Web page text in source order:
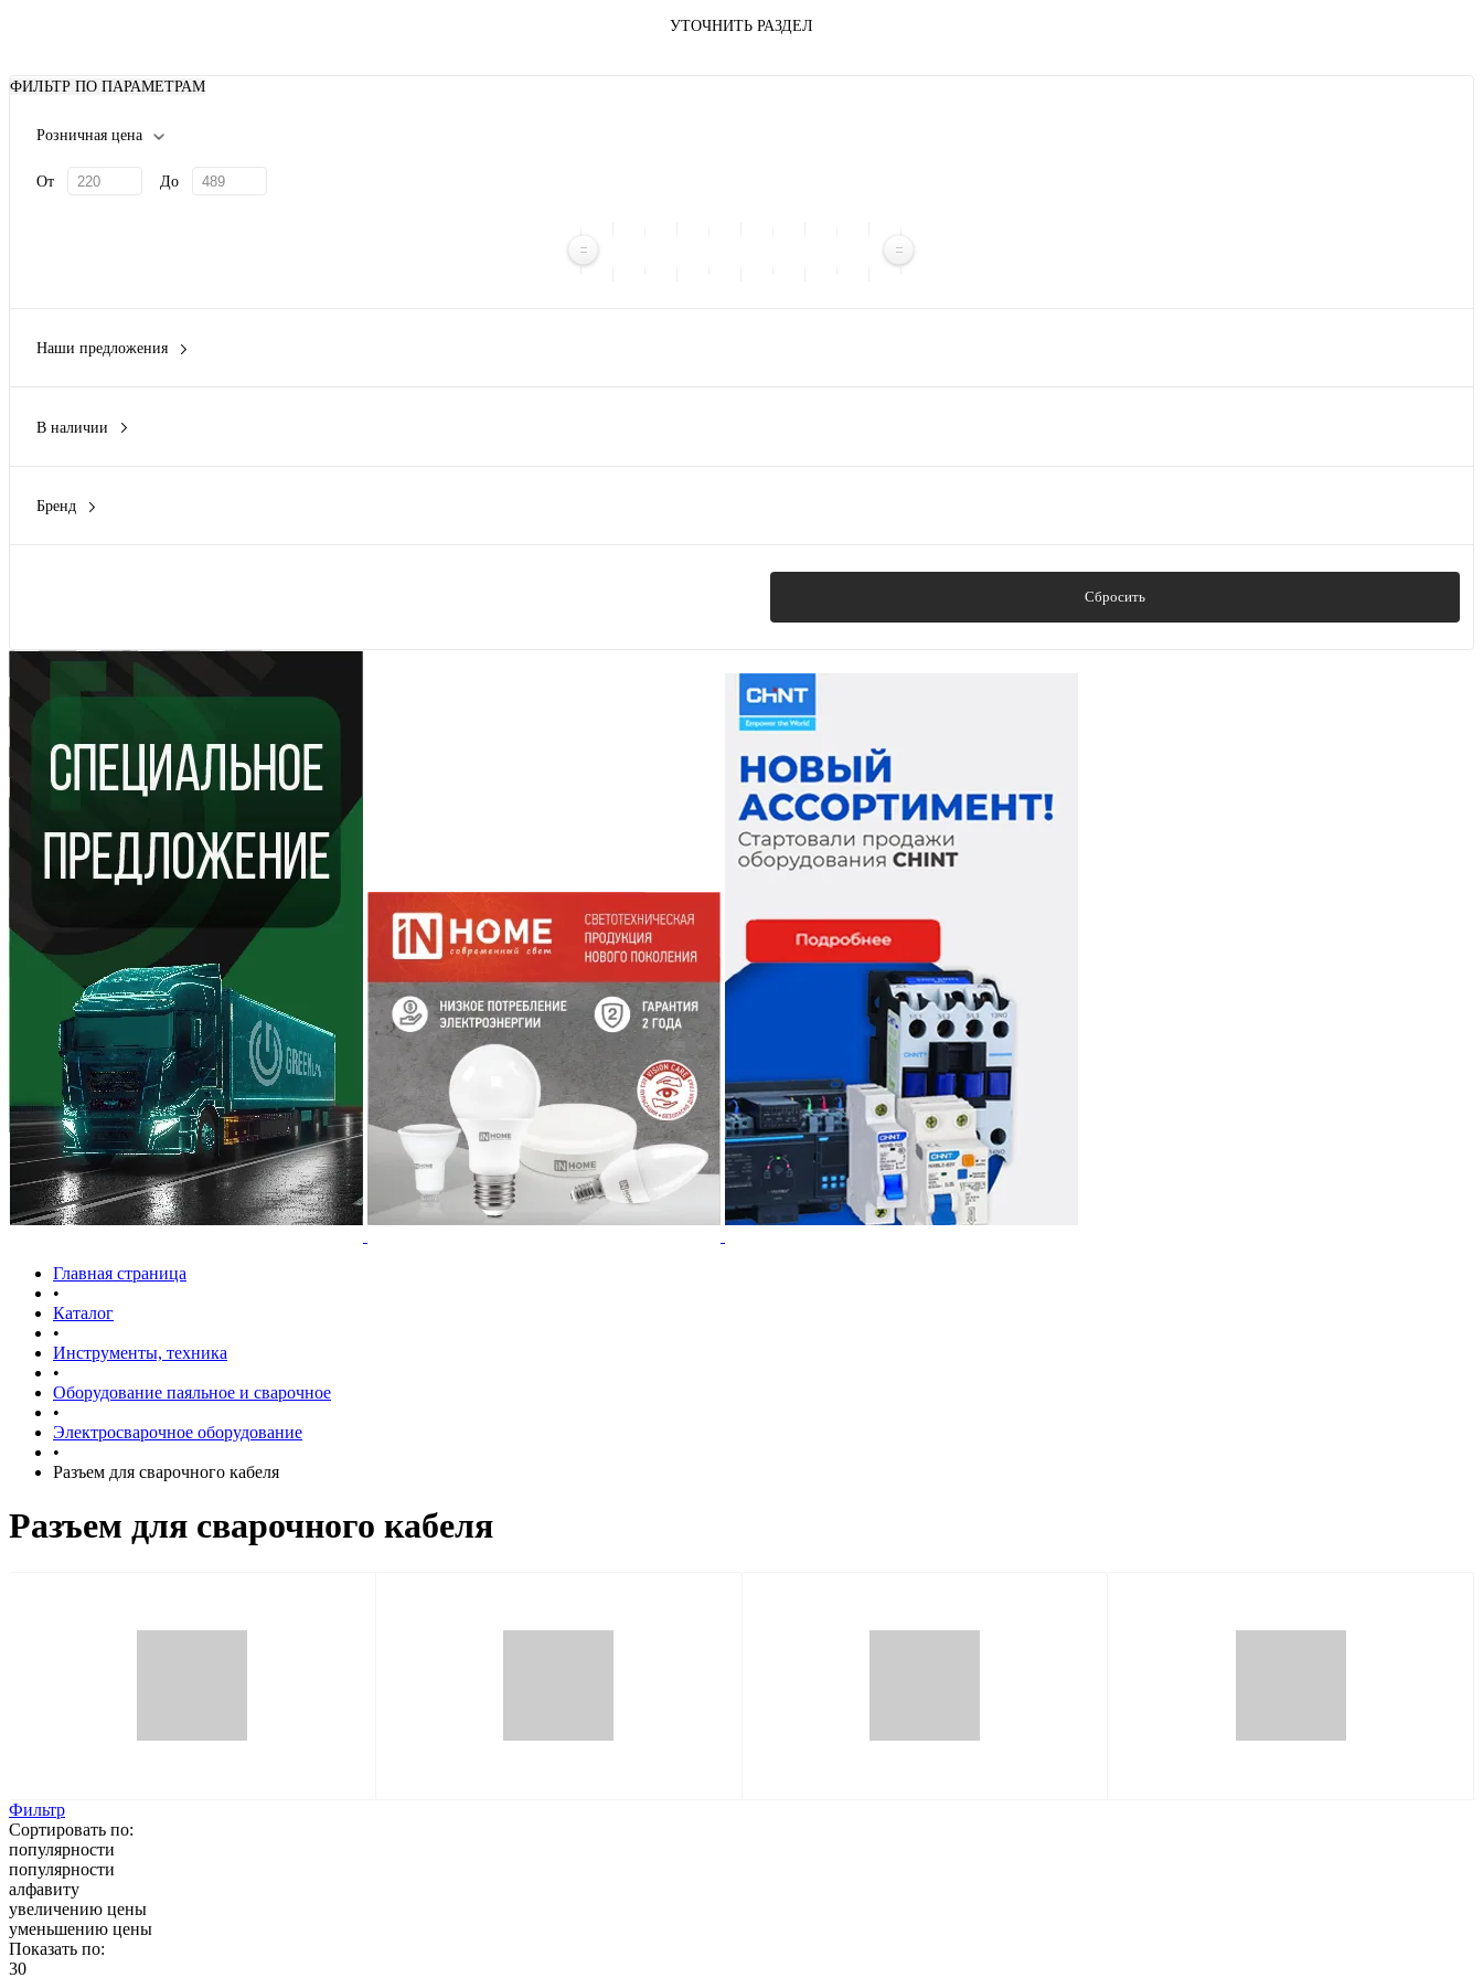
УТОЧНИТЬ РАЗДЕЛ
ФИЛЬТР ПО ПАРАМЕТРАМ
Розничная цена
От До
Наши предложения
В наличии
Бренд
Сбросить
Главная страница
•
Каталог
•
Инструменты, техника
•
Оборудование паяльное и сварочное
•
Электросварочное оборудование
•
Разъем для сварочного кабеля
Разъем для сварочного кабеля
Фильтр
Сортировать по:
популярности
популярности
алфавиту
увеличению цены
уменьшению цены
Показать по:
30